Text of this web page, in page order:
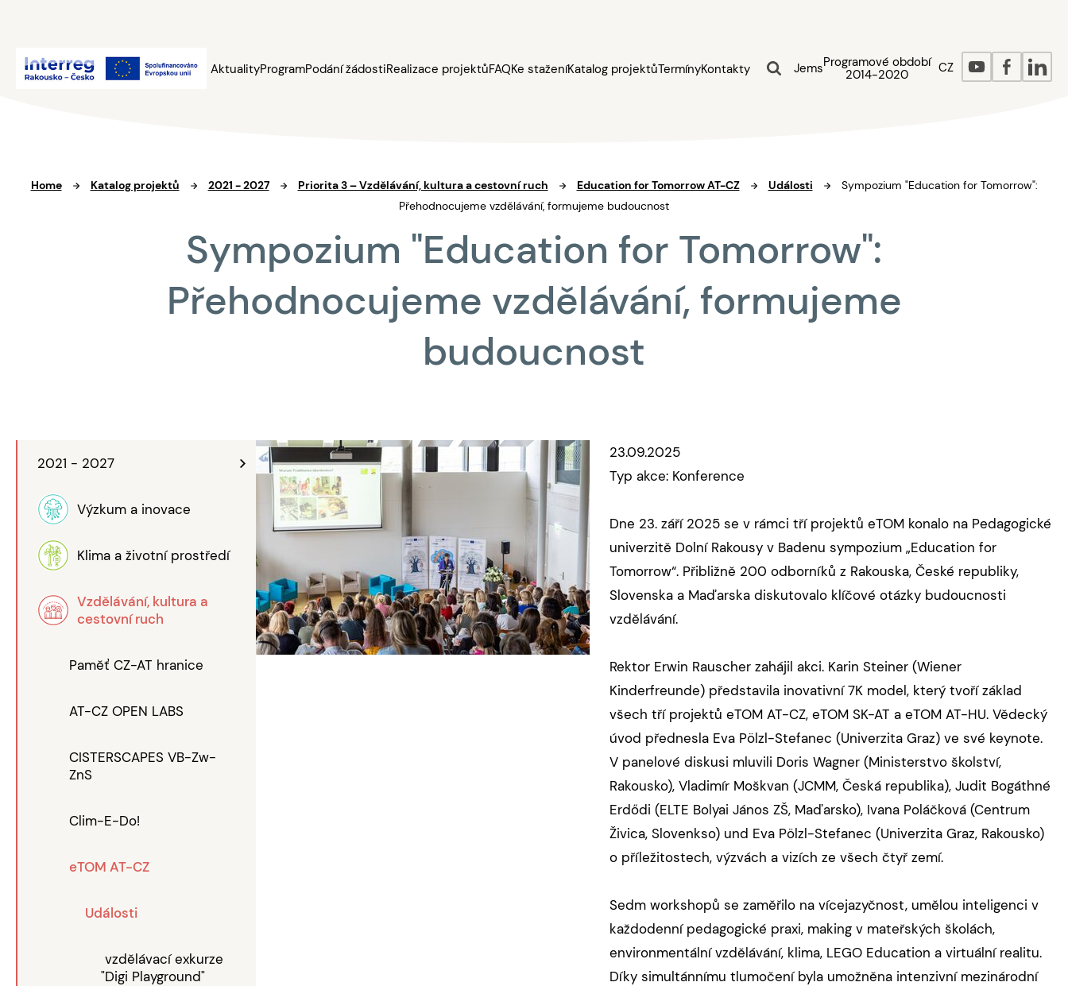
AktualityProgramPodání žádostiRealizace projektůFAQKe staženíKatalog projektůTermínyKontakty JemsProgramové období
2014-2020
CZ
Home Katalog projektů 2021 - 2027 Priorita 3 – Vzdělávání, kultura a cestovní ruch Education for Tomorrow AT-CZ Události
Sympozium "Education for Tomorrow":
Přehodnocujeme vzdělávání, formujeme budoucnost
Sympozium "Education for Tomorrow":
Přehodnocujeme vzdělávání, formujeme
budoucnost
2021 - 2027
Výzkum a inovace
Klima a životní prostředí
Vzdělávání, kultura a
cestovní ruch
Paměť CZ-AT hranice
AT-CZ OPEN LABS
CISTERSCAPES VB-Zw-
ZnS
Clim-E-Do!
eTOM AT-CZ
Události
vzdělávací exkurze
"Digi Playground"
23.09.2025
Typ akce: Konference
Dne 23. září 2025 se v rámci tří projektů eTOM konalo na Pedagogické
univerzitě Dolní Rakousy v Badenu sympozium „Education for
Tomorrow“. Přibližně 200 odborníků z Rakouska, České republiky,
Slovenska a Maďarska diskutovalo klíčové otázky budoucnosti
vzdělávání.
Rektor Erwin Rauscher zahájil akci. Karin Steiner (Wiener
Kinderfreunde) představila inovativní 7K model, který tvoří základ
všech tří projektů eTOM AT-CZ, eTOM SK-AT a eTOM AT-HU. Vědecký
úvod přednesla Eva Pölzl-Stefanec (Univerzita Graz) ve své keynote.
V panelové diskusi mluvili Doris Wagner (Ministerstvo školství,
Rakousko), Vladimír Moškvan (JCMM, Česká republika), Judit Bogáthné
Erdődi (ELTE Bolyai János ZŠ, Maďarsko), Ivana Poláčková (Centrum
Živica, Slovenkso) und Eva Pölzl-Stefanec (Univerzita Graz, Rakousko)
o příležitostech, výzvách a vizích ze všech čtyř zemí.
Sedm workshopů se zaměřilo na vícejazyčnost, umělou inteligenci v
každodenní pedagogické praxi, making v mateřských školách,
environmentální vzdělávání, klima, LEGO Education a virtuální realitu.
Díky simultánnímu tlumočení byla umožněna intenzivní mezinárodní